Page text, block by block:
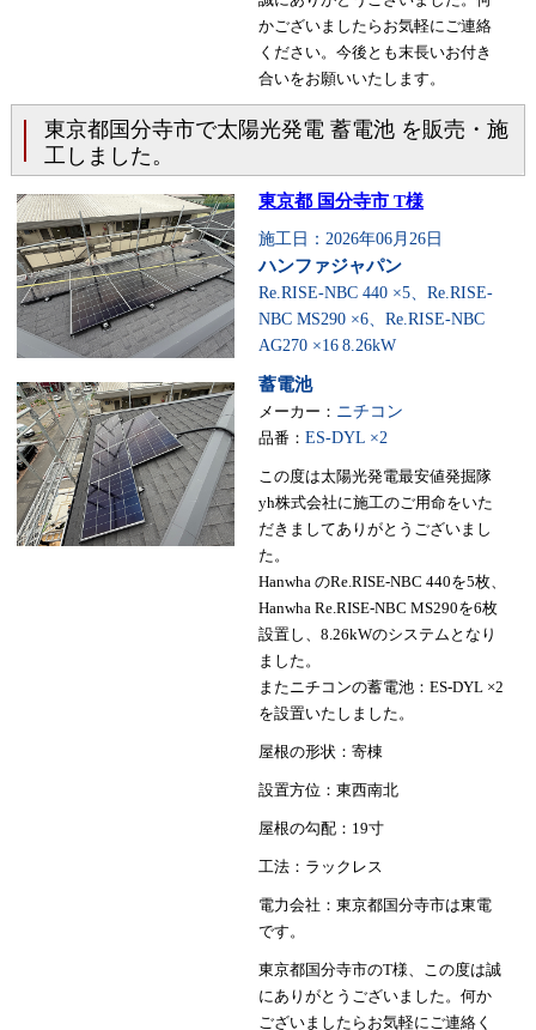
かございましたらお気軽にご連絡
ください。今後とも末長いお付き
合いをお願いいたします。
東京都国分寺市で太陽光発電 蓄電池 を販売・施
工しました。
東京都 国分寺市 T様
施工日：2026年06月26日
ハンファジャパン
Re.RISE-NBC 440 ×5、Re.RISE-
NBC MS290 ×6、Re.RISE-NBC
AG270 ×16 8.26kW
蓄電池
メーカー： ニチコン
品番： ES-DYL ×2
この度は太陽光発電最安値発掘隊
yh株式会社に施工のご用命をいた
だきましてありがとうございまし
た。
Hanwha のRe.RISE-NBC 440を5枚、
Hanwha Re.RISE-NBC MS290を6枚
設置し、8.26kWのシステムとなり
ました。
またニチコンの蓄電池：ES-DYL ×2
を設置いたしました。
屋根の形状：寄棟
設置方位：東西南北
屋根の勾配：19寸
工法：ラックレス
電力会社：東京都国分寺市は東電
です。
東京都国分寺市のT様、この度は誠
にありがとうございました。何か
ございましたらお気軽にご連絡く